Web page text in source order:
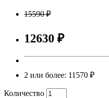
15590 ₽
12630 ₽
2 или более: 11570 ₽
Количество